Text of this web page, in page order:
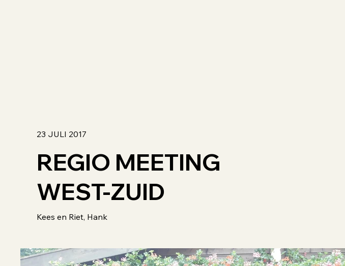
23 JULI 2017
REGIO MEETING
WEST-ZUID
Kees en Riet, Hank